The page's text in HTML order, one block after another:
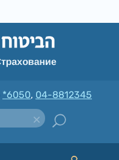
*6050, 04-8812345